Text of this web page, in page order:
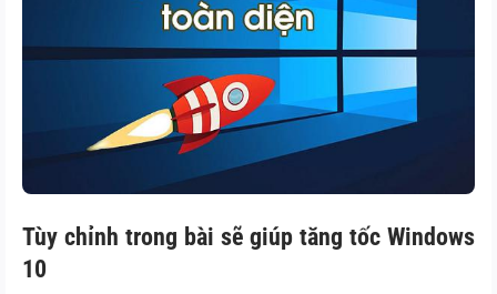
Tùy chỉnh trong bài sẽ giúp tăng tốc Windows
10